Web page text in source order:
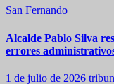
San Fernando
Alcalde Pablo Silva
errores
1 de julio de 2026